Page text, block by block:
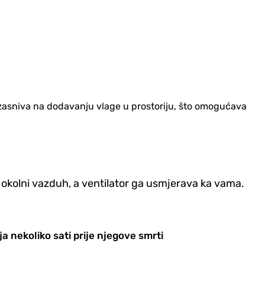
na dodavanju vlage u prostoriju, što omogućava
vazduh, a ventilator ga usmjerava ka vama.
nekoliko sati prije njegove smrti